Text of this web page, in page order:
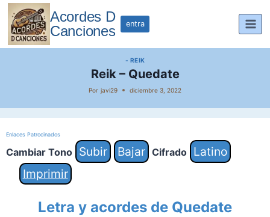
Saltar
contenido
Acordes D
Canciones
entra
- REIK
Reik – Quedate
Por javi29 diciembre 3, 2022
Enlaces Patrocinados
Cambiar Tono Subir Bajar Cifrado
Latino
Imprimir
Letra y acordes de Quedate